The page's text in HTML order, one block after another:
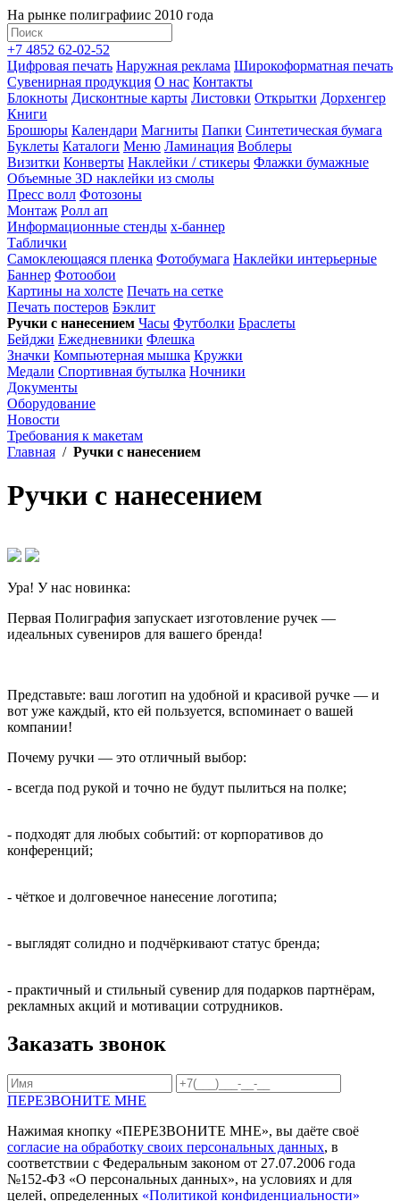
На рынке полиграфиис 2010 года
+7 4852 62-02-52
Цифровая печать Наружная реклама Широкоформатная печать
Сувенирная продукция О нас Контакты
Блокноты Дисконтные карты Листовки Открытки Дорхенгер
Книги
Брошюры Календари Магниты Папки Синтетическая бумага
Буклеты Каталоги Меню Ламинация Воблеры
Визитки Конверты Наклейки / стикеры Флажки бумажные
Объемные 3D наклейки из смолы
Пресс волл Фотозоны
Монтаж Ролл ап
Информационные стенды x-баннер
Таблички
Самоклеющаяся пленка Фотобумага Наклейки интерьерные
Баннер Фотообои
Картины на холсте Печать на сетке
Печать постеров Бэклит
Ручки с нанесением Часы Футболки Браслеты
Бейджи Ежедневники Флешка
Значки Компьютерная мышка Кружки
Медали Спортивная бутылка Ночники
Документы
Оборудование
Новости
Требования к макетам
Главная / Ручки с нанесением
Ручки с нанесением
Ура! У нас новинка:
Первая Полиграфия запускает изготовление ручек —
идеальных сувениров для вашего бренда!
Представьте: ваш логотип на удобной и красивой ручке — и
вот уже каждый, кто ей пользуется, вспоминает о вашей
компании!
Почему ручки — это отличный выбор:
- всегда под рукой и точно не будут пылиться на полке;
- подходят для любых событий: от корпоративов до
конференций;
- чёткое и долговечное нанесение логотипа;
- выглядят солидно и подчёркивают статус бренда;
- практичный и стильный сувенир для подарков партнёрам,
рекламных акций и мотивации сотрудников.
Заказать звонок
ПЕРЕЗВОНИТЕ МНЕ
Нажимая кнопку «ПЕРЕЗВОНИТЕ МНЕ», вы даёте своё
согласие на обработку своих персональных данных, в
соответствии с Федеральным законом от 27.07.2006 года
№152-ФЗ «О персональных данных», на условиях и для
целей, определенных «Политикой конфиденциальности»